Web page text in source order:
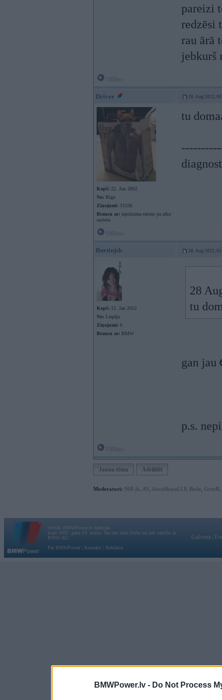
BMWPower.lv - Do Not Process
pareizi
redzēsi
rau ārā
jebkurš
Driver 28. Aug 2012,
Kopš: 22. Jun 2002
No: Rīga
Ziņojumi: 31536
Braucu ar: iepirkuma ratiem pa alko
outletu
tu
Burtinjsh 28. Aug 2012,
Kopš: 12. Jan 2012
No: Liepāja
Ziņojumi: 6
Braucu ar: BMW
28
tu
gan jau
p.s.
Jauna tēma Atbildēt
Moderatori: 968-jk AV AiwaShuraLLP, Bude GirtzB
Vortāls BMWPower.lv darbojas
kopš 2002. gada 14. maija. Tas nav auto klubs un nav saistīts ar
BMW AG.
Par BMWPower
Kontakti Reklāma
Galvena